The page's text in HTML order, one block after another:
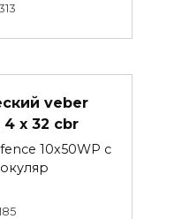
veber
x 32 cbr
10х50WP с